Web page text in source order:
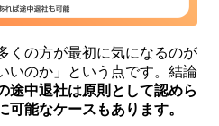
くの方が最初に気になるのが
いのか」という点です。結論
途中退社は原則として認めら
能なケースもあります。